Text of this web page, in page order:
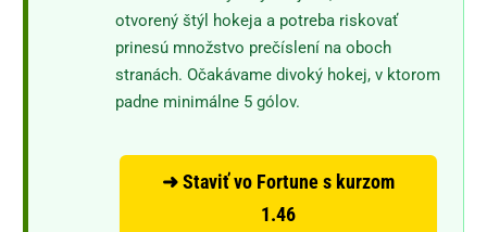
otvorený štýl hokeja a potreba riskovať
prinesú množstvo prečíslení na oboch
stranách. Očakávame divoký hokej, v ktorom
padne minimálne 5 gólov.
➜ Staviť vo Fortune s kurzom
1.46